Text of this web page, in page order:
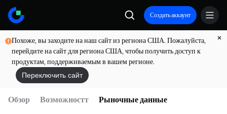
Создать аккаунт
Похоже, вы заходите на наш сайт из региона США. Пожалуйста,
перейдите на сайт для региона США, чтобы получить доступ к
продуктам, поддерживаемым в вашем регионе.
Переключить сайт
Обзор Возможностт Рыночные данные